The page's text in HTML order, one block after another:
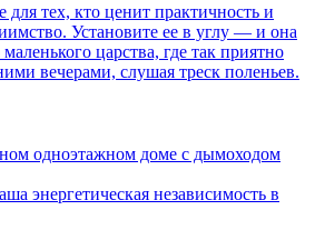
тех, кто ценит практичность и
Установите ее в углу — и она
царства, где так приятно
вечерами, слушая треск поленьев.
одноэтажном доме с дымоходом
энергетическая независимость в